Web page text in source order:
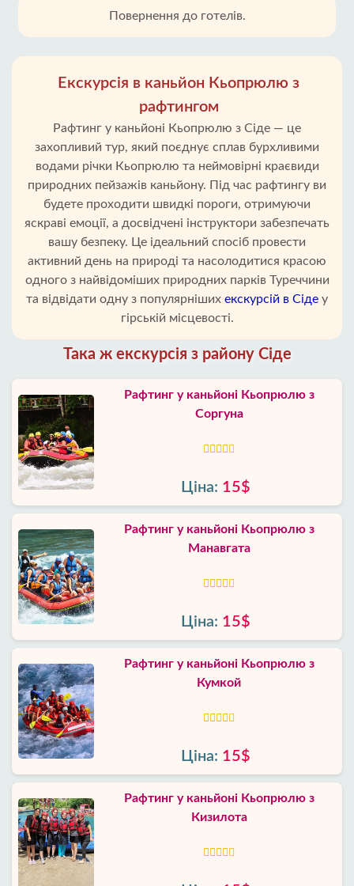
Повернення до готелів.
Екскурсія в каньйон Кьопрюлю з
рафтингом
Рафтинг у каньйоні Кьопрюлю з Сіде — це
захопливий тур, який поєднує сплав бурхливими
водами річки Кьопрюлю та неймовірні краєвиди
природних пейзажів каньйону. Під час рафтингу ви
будете проходити швидкі пороги, отримуючи
яскраві емоції, а досвідчені інструктори забезпечать
вашу безпеку. Це ідеальний спосіб провести
активний день на природі та насолодитися красою
одного з найвідоміших природних парків Туреччини
та відвідати одну з популярніших екскурсій в Сіде у
гірській місцевості.
Така ж екскурсія з району Сіде
Рафтинг у каньйоні Кьопрюлю з
Соргуна
Ціна: 15$
Рафтинг у каньйоні Кьопрюлю з
Манавгата
Ціна: 15$
Рафтинг у каньйоні Кьопрюлю з
Кумкой
Ціна: 15$
Рафтинг у каньйоні Кьопрюлю з
Кизилота